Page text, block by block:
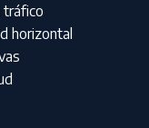
tráfico
horizontal